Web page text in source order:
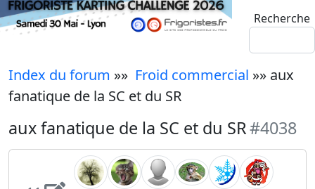
Recherche
Index du forum »» Froid commercial »» aux
fanatique de la SC et du SR
aux fanatique de la SC et du SR#4038